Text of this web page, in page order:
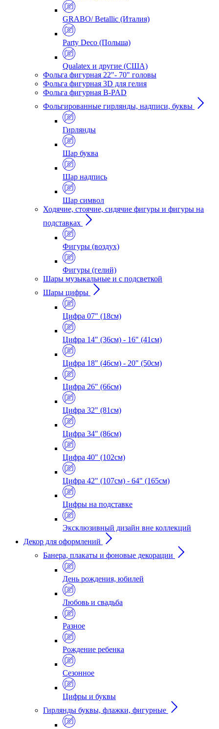
GRABO/ Betallic (Италия)
Party Deco (Польша)
Qualatex и другие (США)
Фольга фигурная 22"- 70" головы
Фольга фигурная 3D для гелия
Фольга фигурная B-PAD
Фольгированные гирлянды, надписи, буквы
Гирлянды
Шар буква
Шар надпись
Шар символ
Ходячие, стоячие, сидячие фигуры и фигуры на
подставках
Фигуры (воздух)
Фигуры (гелий)
Шары музыкальные и с подсветкой
Шары цифры
Цифра 07" (18см)
Цифра 14" (36см) - 16" (41см)
Цифра 18" (46см) - 20" (50см)
Цифра 26" (66см)
Цифра 32" (81см)
Цифра 34" (86см)
Цифра 40" (102см)
Цифра 42" (107см) - 64" (165см)
Цифры на подставке
Эксклюзивный дизайн вне коллекций
Декор для оформлений
Банера, плакаты и фоновые декорации
День рождения, юбилей
Любовь и свадьба
Разное
Рождение ребенка
Сезонное
Цифры и буквы
Гирлянды буквы, флажки, фигурные